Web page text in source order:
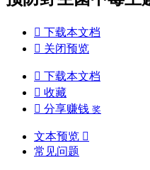
 下载本文档
 关闭预览
 下载本文档
 收藏
 分享赚钱 奖
文本预览 
常见问题